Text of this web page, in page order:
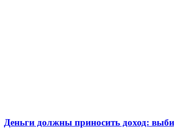
Деньги должны приносить доход: